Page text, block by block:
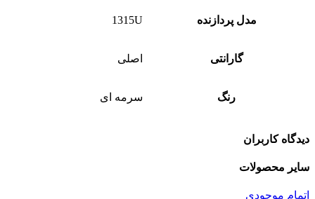
مدل پردازنده 1315U
گارانتی اصلی
رنگ سرمه ای
دیدگاه کاربران
سایر محصولات
اتمام موجودی